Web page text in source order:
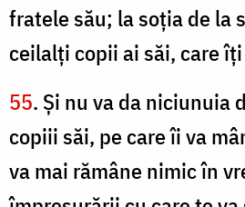
fratele său; la soţia de la
ceilalţi copii ai săi, care
55. Şi nu va da niciunuia
copiii săi, pe care îi va
va mai rămâne nimic în